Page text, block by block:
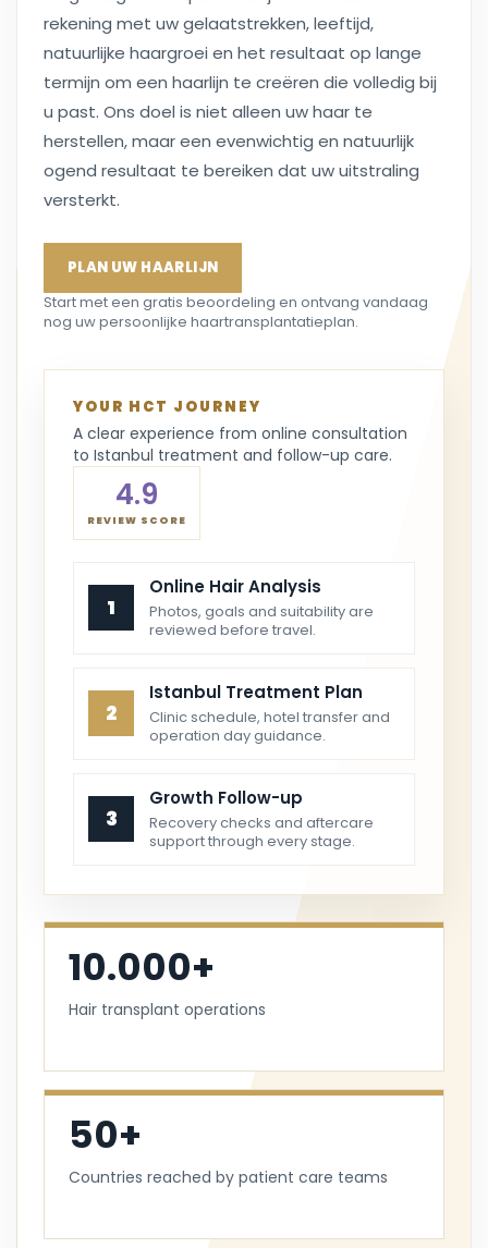
rekening met uw gelaatstrekken, leeftijd,
natuurlijke haargroei en het resultaat op lange
termijn om een haarlijn te creëren die volledig bij
u past. Ons doel is niet alleen uw haar te
herstellen, maar een evenwichtig en natuurlijk
ogend resultaat te bereiken dat uw uitstraling
versterkt.
PLAN UW HAARLIJN
Start met een gratis beoordeling en ontvang vandaag
nog uw persoonlijke haartransplantatieplan.
YOUR HCT JOURNEY
A clear experience from online consultation
to Istanbul treatment and follow-up care.
4.9
REVIEW SCORE
1
Online Hair Analysis
Photos, goals and suitability are
reviewed before travel.
2
Istanbul Treatment Plan
Clinic schedule, hotel transfer and
operation day guidance.
3
Growth Follow-up
Recovery checks and aftercare
support through every stage.
10.000+
Hair transplant operations
50+
Countries reached by patient care teams